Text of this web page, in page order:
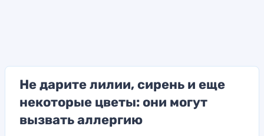
Не дарите лилии, сирень и еще
некоторые цветы: они могут
вызвать аллергию